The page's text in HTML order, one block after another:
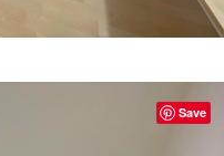
Save